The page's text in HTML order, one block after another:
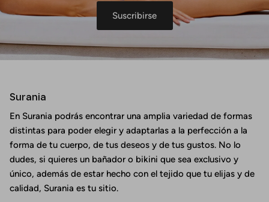
Suscribirse
Surania
En Surania podrás encontrar una amplia variedad de formas
distintas para poder elegir y adaptarlas a la perfección a la
forma de tu cuerpo, de tus deseos y de tus gustos. No lo
dudes, si quieres un bañador o bikini que sea exclusivo y
único, además de estar hecho con el tejido que tu elijas y de
calidad, Surania es tu sitio.